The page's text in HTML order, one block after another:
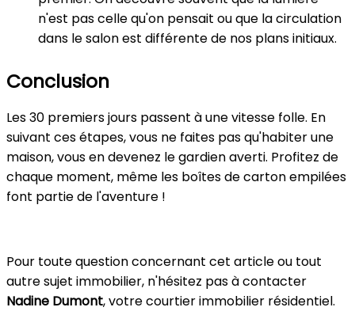
n'est pas celle qu'on pensait ou que la circulation
dans le salon est différente de nos plans initiaux.
Conclusion
Les 30 premiers jours passent à une vitesse folle. En
suivant ces étapes, vous ne faites pas qu'habiter une
maison, vous en devenez le gardien averti. Profitez de
chaque moment, même les boîtes de carton empilées
font partie de l'aventure !
Pour toute question concernant cet article ou tout
autre sujet immobilier, n'hésitez pas à contacter
Nadine Dumont, votre courtier immobilier résidentiel.